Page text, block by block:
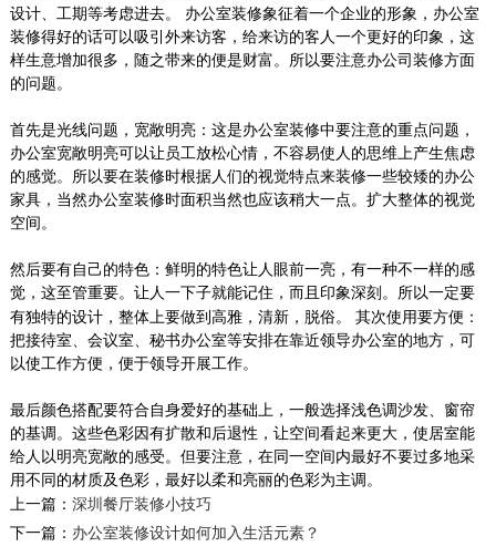
设计、工期等考虑进去。
办公室装修象征着一个企业的形象，办公室
装修得好的话可以吸引外来访客，给来访的客人一个更好的印象，这
样生意增加很多，随之带来的便是财富。所以要注意办公司装修方面
的问题。
首先是光线问题，宽敞明亮：这是办公室装修中要注意的重点问题，
办公室宽敞明亮可以让员工放松心情，不容易使人的思维上产生焦虑
的感觉。所以要在装修时根据人们的视觉特点来装修一些较矮的办公
家具，当然办公室装修时面积当然也应该稍大一点。扩大整体的视觉
空间。
然后要有自己的特色：鲜明的特色让人眼前一亮，有一种不一样的感
觉，这至管重要。让人一下子就能记住，而且印象深刻。所以一定要
有独特的设计，整体上要做到高雅，清新，脱俗。
其次使用要方便：
把接待室、会议室、秘书办公室等安排在靠近领导办公室的地方，可
以使工作方便，便于领导开展工作。
最后颜色搭配要符合自身爱好的基础上，一般选择浅色调沙发、窗帘
的基调。这些色彩因有扩散和后退性，让空间看起来更大，使居室能
给人以明亮宽敞的感受。但要注意，在同一空间内最好不要过多地采
用不同的材质及色彩，最好以柔和亮丽的色彩为主调。
上一篇： 深圳餐厅装修小技巧
下一篇： 办公室装修设计如何加入生活元素？
室内装潢设计_大鹏汽车
我们在房屋装修的时候总是需要对室内空间进行
常的温馨舒...
2018-06-28
汽车厂房装修方案
这种风格外形简洁、功能性强，装饰形式多种多
间形态的...
2018-07-30
信测 科技风大赏
为打造信息化，采用科技风，以线条的形势凸显
形象，空间错落分布，主打明亮宽阔。